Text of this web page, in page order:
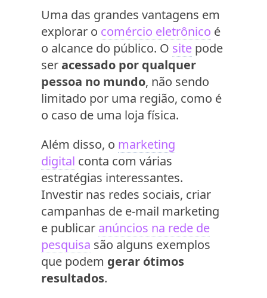
Uma das grandes vantagens em
explorar o comércio eletrônico é
o alcance do público. O site pode
seracessado por qualquer
pessoa no mundo, não sendo
limitado por uma região, como é
o caso de uma loja física.
Além disso, o marketing
digital conta com várias
estratégias interessantes.
Investir nas redes sociais, criar
campanhas de e-mail marketing
e publicar anúncios na rede de
pesquisa são alguns exemplos
que podem gerar ótimos
resultados.